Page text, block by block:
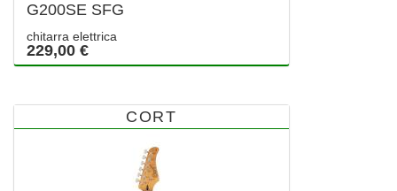
G200SE SFG
chitarra elettrica
229,00 €
CORT